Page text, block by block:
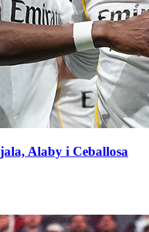
Alaby i Ceballosa